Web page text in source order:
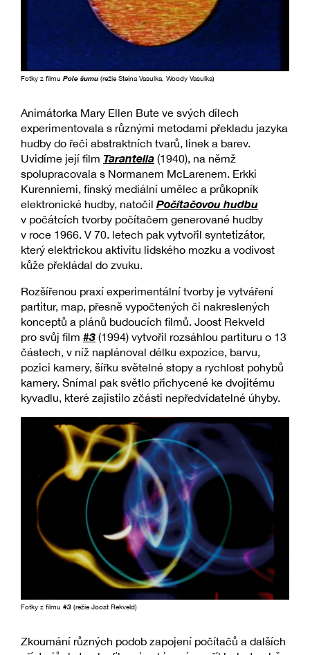
Fotky z filmu Pole šumu (režie Steina Vasulka, Woody Vasulka)
Animátorka Mary Ellen Bute ve svých dílech
experimentovala s různými metodami překladu jazyka
hudby do řeči abstraktních tvarů, linek a barev.
Uvidíme její film Tarantella (1940), na němž
spolupracovala s Normanem McLarenem. Erkki
Kurenniemi, finský mediální umělec a průkopník
elektronické hudby, natočil Počítačovou hudbu
v počátcích tvorby počítačem generované hudby
v roce 1966. V 70. letech pak vytvořil syntetizátor,
který elektrickou aktivitu lidského mozku a vodivost
kůže překládal do zvuku.
Rozšířenou praxí experimentální tvorby je vytváření
partitur, map, přesně vypočtených či nakreslených
konceptů a plánů budoucích filmů. Joost Rekveld
pro svůj film #3 (1994) vytvořil rozsáhlou partituru o 13
částech, v níž naplánoval délku expozice, barvu,
pozici kamery, šířku světelné stopy a rychlost pohybů
kamery. Snímal pak světlo přichycené ke dvojitému
kyvadlu, které zajistilo zčásti nepředvídatelné úhyby.
Fotky z filmu #3 (režie Joost Rekveld)
Zkoumání různých podob zapojení počítačů a dalších